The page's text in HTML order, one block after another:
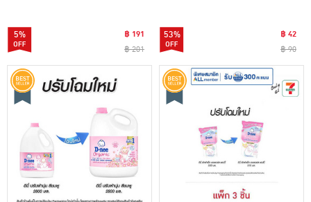
5%
฿ 191
฿ 201
53%
฿ 42
฿ 90